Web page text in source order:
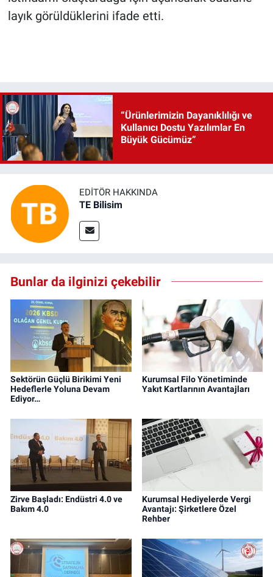
layık görüldüklerini ifade etti.
“Ürünlerimizin Dayanıklılığı ve
Kullanıcı Dostu Yazılımlar En
Büyük Gücümüz”
EDITÖR HAKKINDA
TE Bilisim
Bunlar da ilginizi çekebilir
Sektörün Güçlü Birikimi Yeni
Hedeflerle Yoluna Devam
Ediyor…
Kurumsal Filo Yönetiminde
Yakıt Kartlarının Avantajları
Zirve Başladı: Endüstri 4.0 ve
Bakım 4.0
Kurumsal Hediyelerde Vergi
Avantajı: Şirketlere Özel
Rehber